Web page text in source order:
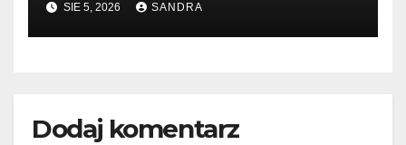
SIE 5, 2026 SANDRA
Dodaj komentarz